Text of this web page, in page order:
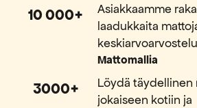
10 000+
Asiakkaamme
laadukkaita
3000+
Mattomallia
Löydä täydellinen
jokaiseen kotiin ja